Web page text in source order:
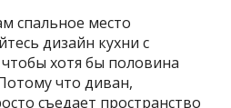
спальное место
дизайн кухни с
хотя бы половина
что диван,
съедает пространство